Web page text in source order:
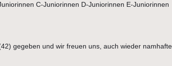
C-Juniorinnen D-Juniorinnen E-Juniorinnen
gegeben und wir freuen uns, auch wieder